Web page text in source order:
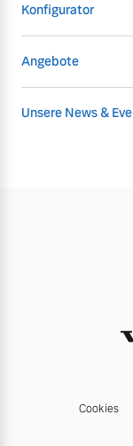
Konfigurator
Angebote
Unsere News &
Cookies